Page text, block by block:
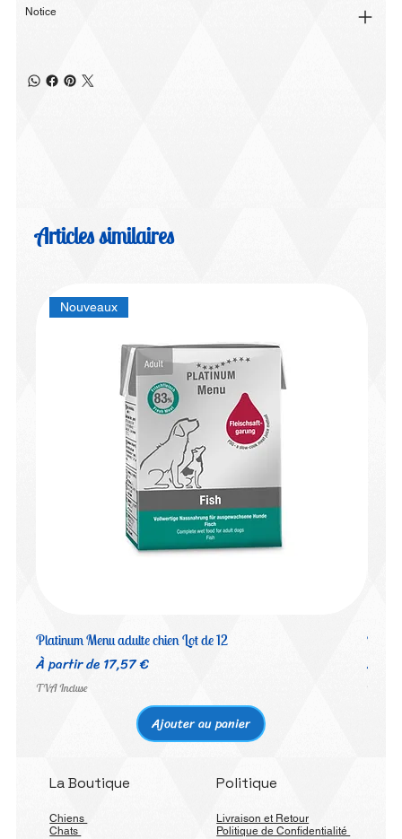
Notice
Articles similaires
Nouveaux
Platinum Menu adulte chien Lot de 12
À partir de17,57 €
Prix promotionnel
TVA Incluse
Ajouter au panier
À
Prix
TVA
La Boutique
Chiens
Chats
Politique
Livraison et Retour
Politique de Confidentialité